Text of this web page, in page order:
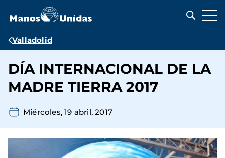
contenido
Ruta
navegación
Valladolid
DÍA INTERNACIONAL DE LA
MADRE TIERRA 2017
Miércoles, 19 abril, 2017